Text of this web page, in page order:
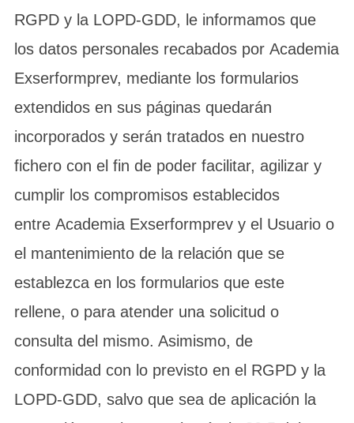
RGPD y la LOPD-GDD, le informamos que
los datos personales recabados por Academia
Exserformprev, mediante los formularios
extendidos en sus páginas quedarán
incorporados y serán tratados en nuestro
fichero con el fin de poder facilitar, agilizar y
cumplir los compromisos establecidos
entre Academia Exserformprev y el Usuario o
el mantenimiento de la relación que se
establezca en los formularios que este
rellene, o para atender una solicitud o
consulta del mismo. Asimismo, de
conformidad con lo previsto en el RGPD y la
LOPD-GDD, salvo que sea de aplicación la